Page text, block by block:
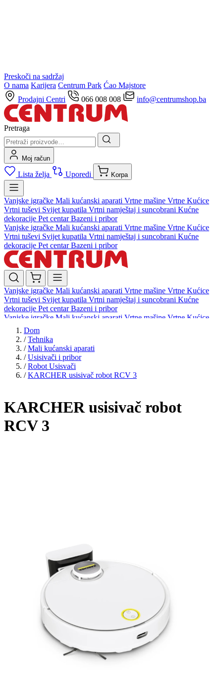
Preskoči na sadržaj
O nama Karijera Centrum Park Ćao Majstore
Prodajni Centri
066 008 008 info@centrumshop.ba
Pretraga
Moj račun
Lista želja Uporedi Korpa
Vanjske igračke Mali kućanski aparati Vrtne mašine Vrtne Kućice
Vrtni tuševi Svijet kupatila Vrtni namještaj i suncobrani Kućne
dekoracije Pet centarBazeni i pribor
Vanjske igračke Mali kućanski aparati Vrtne mašine Vrtne Kućice
Vrtni tuševi Svijet kupatila Vrtni namještaj i suncobrani Kućne
dekoracije Pet centarBazeni i pribor
Vanjske igračke Mali kućanski aparati Vrtne mašine Vrtne Kućice
Vrtni tuševi Svijet kupatila Vrtni namještaj i suncobrani Kućne
dekoracije Pet centarBazeni i pribor
Vanjske igračke Mali kućanski aparati Vrtne mašine Vrtne Kućice
Vrtni tuševi
dekoracijePet centar
Dom
/ Tehnika
/ Mali kućanski aparati
/ Usisivači i pribor
/ Robot Usisvači
/ KARCHER usisivač robot RCV 3
KARCHER usisivač robot
RCV 3